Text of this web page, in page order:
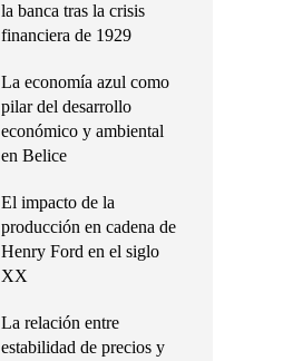
la banca tras la crisis
financiera de 1929
La economía azul como
pilar del desarrollo
económico y ambiental
en Belice
El impacto de la
producción en cadena de
Henry Ford en el siglo
XX
La relación entre
estabilidad de precios y